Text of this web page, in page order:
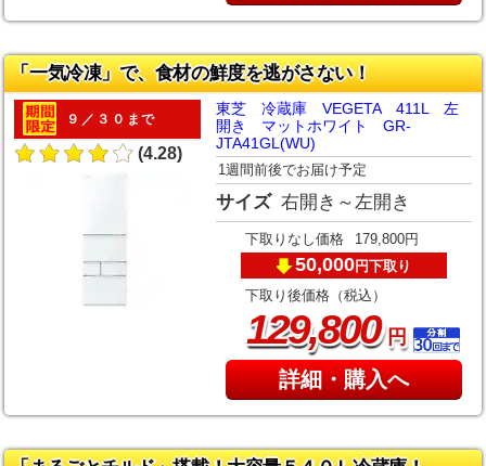
「一気冷凍」で、食材の鮮度を逃がさない！
９／３０まで
(4.28)
東芝 冷蔵庫 VEGETA 411L 左
開き マットホワイト GR-
JTA41GL(WU)
1週間前後でお届け予定
サイズ 右開き～左開き
下取りなし価格 179,800円
50,000円下取り
下取り後価格（税込）
129,800円
詳細・購入へ